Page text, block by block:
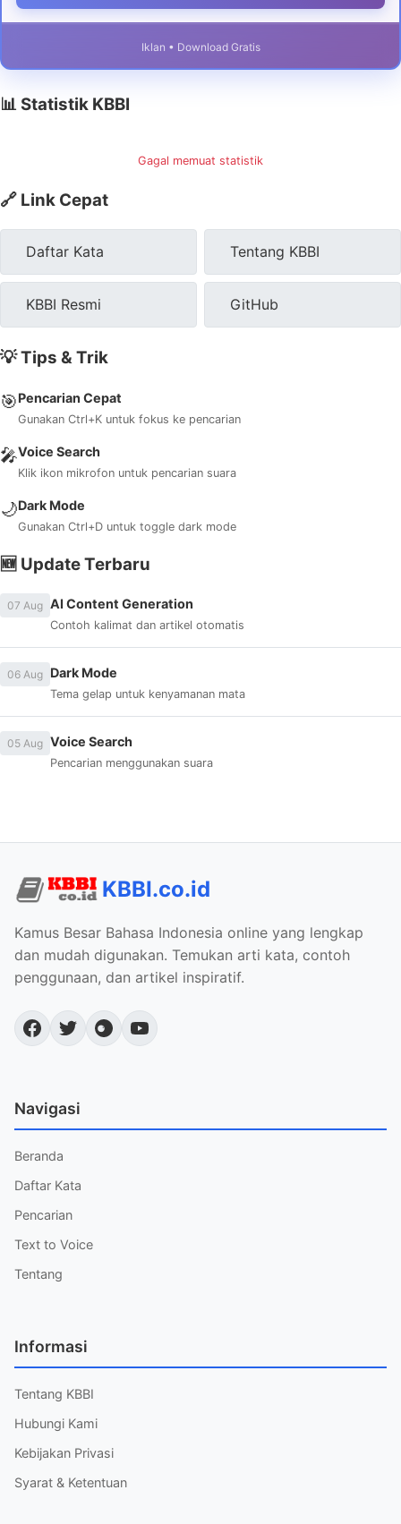
Iklan • Download Gratis
📊 Statistik KBBI
Gagal memuat statistik
🔗 Link Cepat
Daftar Kata Tentang KBBI
KBBI Resmi GitHub
💡 Tips & Trik
🎯Pencarian Cepat
Gunakan Ctrl+K untuk fokus ke pencarian
🎤Voice Search
Klik ikon mikrofon untuk pencarian suara
🌙Dark Mode
Gunakan Ctrl+D untuk toggle dark mode
🆕 Update Terbaru
07 Aug AI Content Generation
Contoh kalimat dan artikel otomatis
06 Aug Dark Mode
Tema gelap untuk kenyamanan mata
05 Aug Voice Search
Pencarian menggunakan suara
KBBI.co.id
Kamus Besar Bahasa Indonesia online yang lengkap
dan mudah digunakan. Temukan arti kata, contoh
penggunaan, dan artikel inspiratif.
Navigasi
Beranda
Daftar Kata
Pencarian
Text to Voice
Tentang
Informasi
Tentang KBBI
Hubungi Kami
Kebijakan Privasi
Syarat & Ketentuan